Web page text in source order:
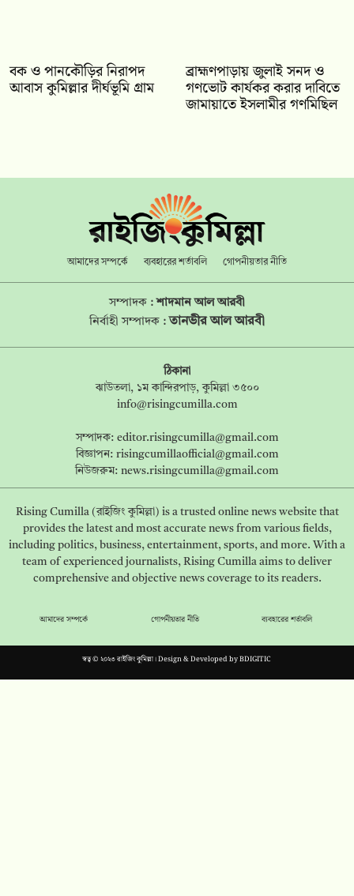
বক ও পানকৌড়ির নিরাপদ
আবাস কুমিল্লার দীর্ঘভূমি গ্রাম
‎ব্রাহ্মণপাড়ায় জুলাই সনদ ও
গণভোট কার্যকর করার দাবিতে
জামায়াতে ইসলামীর গণমিছিল
আমাদের সম্পর্কে ব্যবহারের শর্তাবলি গোপনীয়তার নীতি
সম্পাদক :শাদমান আল আরবী
নির্বাহী সম্পাদক : তানভীর আল আরবী
ঠিকানা
ঝাউতলা, ১ম কান্দিরপাড়, কুমিল্লা ৩৫০০
info@risingcumilla.com
সম্পাদক: editor.risingcumilla@gmail.com
বিজ্ঞাপন: risingcumillaofficial@gmail.com
নিউজরুম: news.risingcumilla@gmail.com
Rising Cumilla (রাইজিং কুমিল্লা) is a trusted online news website that
provides the latest and most accurate news from various fields,
including politics, business, entertainment, sports, and more. With a
team of experienced journalists, Rising Cumilla aims to deliver
comprehensive and objective news coverage to its readers.
আমাদের সম্পর্কে গোপনীয়তার নীতি ব্যবহারের শর্তাবলি
স্বত্ব © ২০২৩ রাইজিং কুমিল্লা। Design & Developed byBDIGITIC